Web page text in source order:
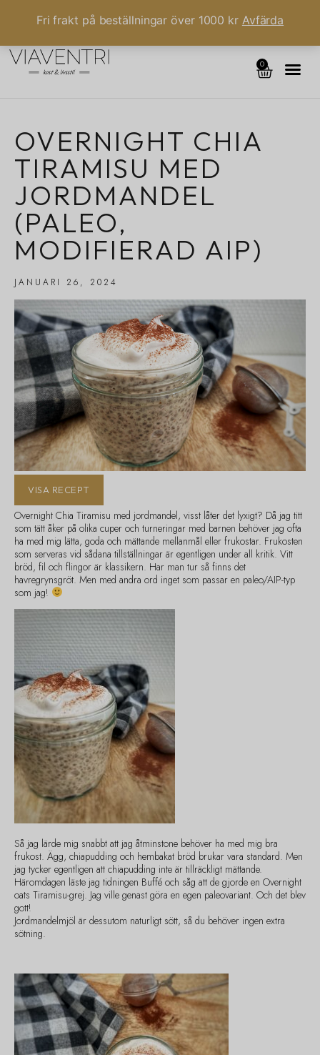
Fri frakt på beställningar över 1000 kr Avfärda
0
OVERNIGHT CHIA
TIRAMISU MED
JORDMANDEL
(PALEO,
MODIFIERAD AIP)
JANUARI 26, 2024
VISA RECEPT
Overnight Chia Tiramisu med jordmandel, visst låter det lyxigt? Då jag titt
som tätt åker på olika cuper och turneringar med barnen behöver jag ofta
ha med mig lätta, goda och mättande mellanmål eller frukostar. Frukosten
som serveras vid sådana tillställningar är egentligen under all kritik. Vitt
bröd, fil och flingor är klassikern. Har man tur så finns det
havregrynsgröt. Men med andra ord inget som passar en paleo/AIP-typ
som jag!
Så jag lärde mig snabbt att jag åtminstone behöver ha med mig bra
frukost. Ägg, chiapudding och hembakat bröd brukar vara standard. Men
jag tycker egentligen att chiapudding inte är tillräckligt mättande.
Häromdagen läste jag tidningen Buffé och såg att de gjorde en Overnight
oats Tiramisu-grej. Jag ville genast göra en egen paleovariant. Och det blev
gott!
Jordmandelmjöl är dessutom naturligt sött, så du behöver ingen extra
sötning.